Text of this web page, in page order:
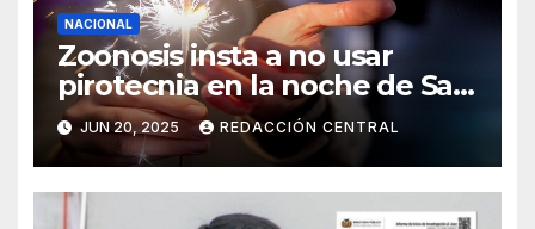
NACIONAL
Zoonosis insta a no usar
pirotecnia en la noche de San
Juan
JUN 20, 2025 REDACCIÓN CENTRAL